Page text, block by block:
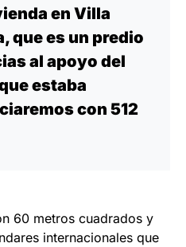
en Villa
que es un predio
al apoyo del
estaba
con 512
60 metros cuadrados y
internacionales que